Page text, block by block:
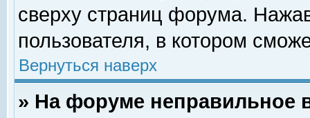
сверху страниц форума.
пользователя, в котором
Вернуться наверх
» На форуме неправильное